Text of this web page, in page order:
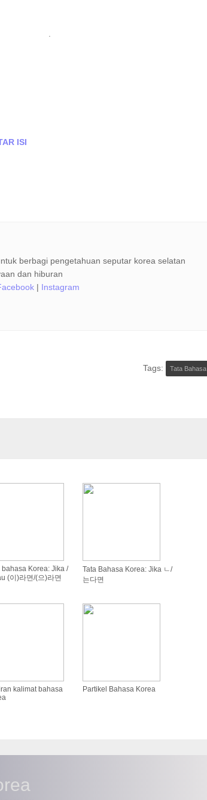
.
ISI
berbagi pengetahuan seputar korea selatan
dan hiburan
| Instagram
Tags: Tata Bahasa
bahasa Korea: Jika /
(이)라면/(으)라면
Tata Bahasa Korea: Jika ㄴ/
는다면
kalimat bahasa
Partikel Bahasa Korea